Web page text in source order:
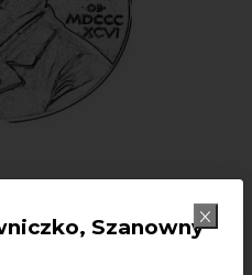
Szanowny
- Words not